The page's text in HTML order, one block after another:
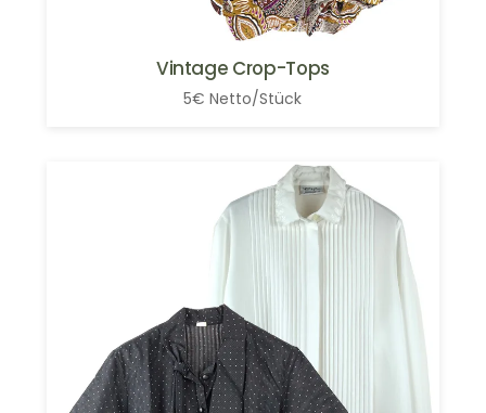
Vintage Crop-Tops
5€ Netto/Stück